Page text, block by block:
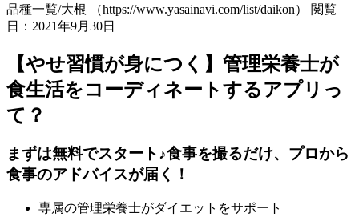
品種一覧/大根 （https://www.yasainavi.com/list/daikon） 閲覧
日：2021年9月30日
【やせ習慣が身につく】管理栄養士が
食生活をコーディネートするアプリっ
て？
まずは無料でスタート♪食事を撮るだけ、プロから
食事のアドバイスが届く！
専属の管理栄養士がダイエットをサポート